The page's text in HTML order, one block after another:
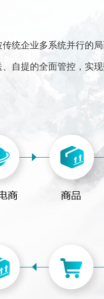
统企业多系统并行的
自提的全面管控，实